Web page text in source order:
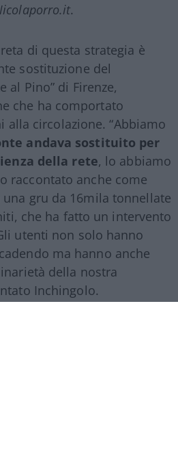
.
di questa strategia è
sostituzione del
al Pino” di Firenze,
che ha comportato
circolazione. “Abbiamo
andava sostituito per
della rete, lo abbiamo
raccontato anche come
gru da 16mila tonnellate
che ha fatto un intervento
utenti non solo hanno
ma hanno anche
della nostra
Inchingolo.